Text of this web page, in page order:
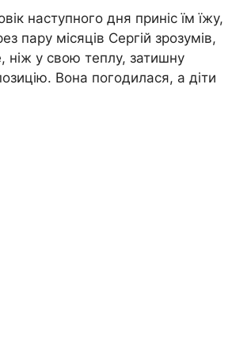
наступного дня приніс їм їжу,
пару місяців Сергій зрозумів,
ніж у свою теплу, затишну
Вона погодилася, а діти